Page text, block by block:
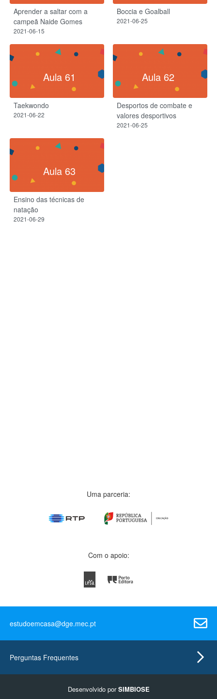
Aprender a saltar com a
campeã Naide Gomes
2021-06-15
Boccia e Goalball
2021-06-25
Aula 61
Taekwondo
2021-06-22
Aula 62
Desportos de combate e
valores desportivos
2021-06-25
Aula 63
Ensino das técnicas de
natação
2021-06-29
Uma parceria:
Com o apoio:
estudoemcasa@dge.mec.pt
Perguntas Frequentes
Desenvolvido porSIMBIOSE